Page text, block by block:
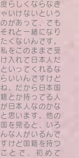
度らしくならなき
ゃいけないという
のがあって、でも
それと一緒になり
たくないんです。
私をこのままで受
け入れて日本人だ
といってくれるな
らいいんですけど
ね。だから日本国
籍とか持ってる人
が日本人なのかな
と思います。他の
国を見ると、いろ
んな人がいるんで
すけど国籍を持つ
ことで、初めて